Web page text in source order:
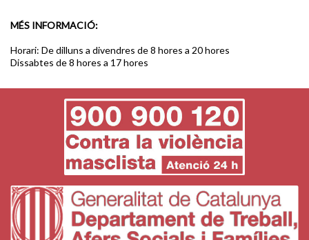
MÉS INFORMACIÓ:
Horari: De dilluns a divendres de 8 hores a 20 hores
Dissabtes de 8 hores a 17 hores